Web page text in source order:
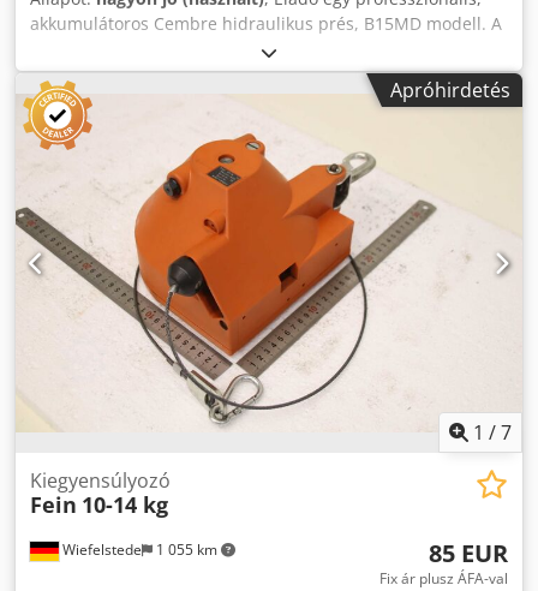
akkumulátoros Cembre hidraulikus prés, B15MD modell. A
készülék műszakilag teljesen működőképes, azonnal
munkára fogható. Az eladás akkumulátor és töltő nélkül
történik. Esztétikai állapota nagyon jó, a normális
használatból eredő nyomok a képeken láthatók. A szett
tartalmazza az eredeti Cembre szállítókoffert és a fotókon
látható tartozékokat. Műszaki adatok: Gyártó: Cembre
Modell: B15MD Préselési erő: 15 kN Tápellátás: 18V
akkumulátoros Gyártás helye: Olaszország Kompakt és
könnyű kivitel Professzionális vég- és csatlakozópréselő
szerszám A csomag tartalma: Cembre B15MD prés Eredeti
szállítókoffer A képeken látható tartozékok Codpfoy Uy Nhjx
Ah Uorf FIGYELEM: Az eladás akkumulátor és töltő nélkül
történik. A készülék ellenőrizve lett – 100%-ban
Apróhirdetés
1 /7
Wiefelstede 1 055 km
Kiegyensúlyozó
Fein 10-14 kg
85 EUR
Fix ár plusz ÁFA-val